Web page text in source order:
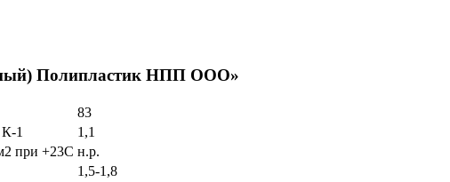
Полипластик НПП ООО»
83
1
1,1
при +23С н.р.
1,5-1,8